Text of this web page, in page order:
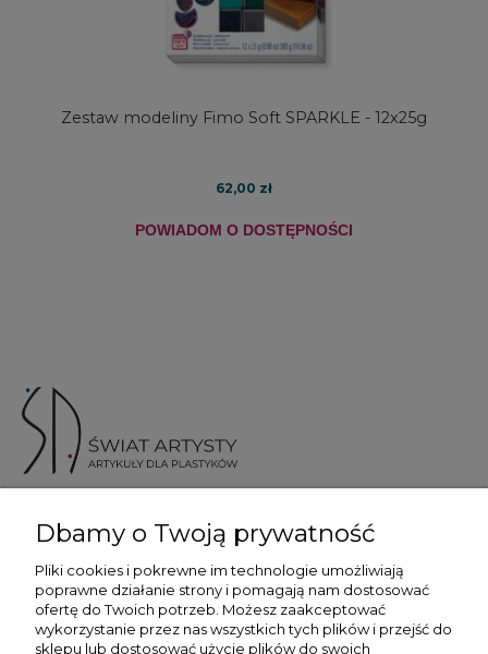
Zestaw modeliny Fimo Soft SPARKLE - 12x25g
62,00 zł
POWIADOM O DOSTĘPNOŚCI
Więcej informacji
Dbamy o Twoją prywatność
Pliki cookies i pokrewne im technologie umożliwiają
poprawne działanie strony i pomagają nam dostosować
ofertę do Twoich potrzeb. Możesz zaakceptować
wykorzystanie przez nas wszystkich tych plików i przejść do
sklepu lub dostosować użycie plików do swoich